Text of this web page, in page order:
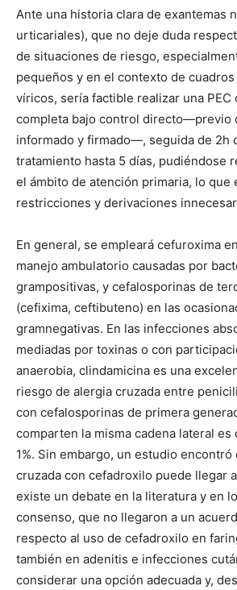
Ante una historia clara de exantemas
urticariales), que no deje duda
de situaciones de riesgo,
pequeños y en el contexto de
víricos, sería factible realizar una PEC
completa bajo control directo—previo
informado y firmado—, seguida de 2h
tratamiento hasta 5 días, pudiéndose
el ámbito de atención primaria, lo que
restricciones y derivaciones
En general, se empleará cefuroxima
manejo ambulatorio causadas por
grampositivas, y cefalosporinas de
(cefixima, ceftibuteno) en las
gramnegativas. En las infecciones
mediadas por toxinas o con
anaerobia, clindamicina es una
riesgo de alergia cruzada entre
con cefalosporinas de primera
comparten la misma cadena lateral es
1%. Sin embargo, un estudio
cruzada con cefadroxilo puede llegar
existe un debate en la literatura y en
consenso, que no llegaron a un
respecto al uso de cefadroxilo en
también en adenitis e infecciones
considerar una opción adecuada y,